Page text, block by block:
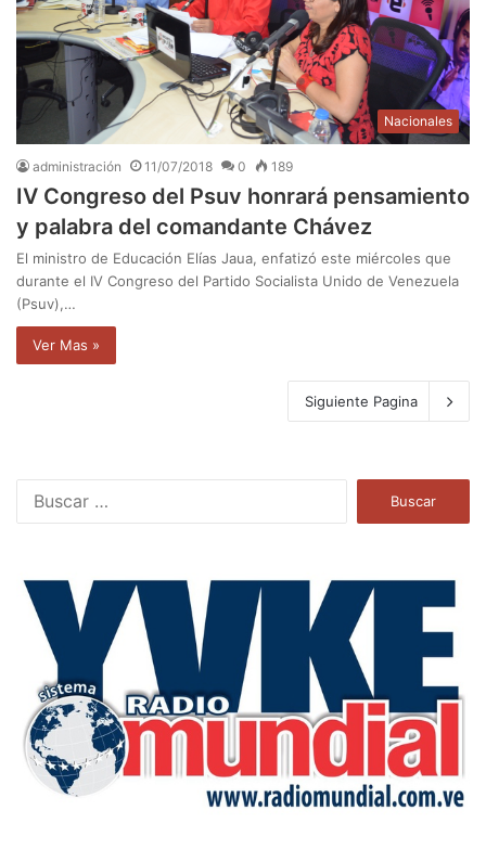
Nacionales
administración 11/07/2018 0 189
IV Congreso del Psuv honrará pensamiento
y palabra del comandante Chávez
El ministro de Educación Elías Jaua, enfatizó este miércoles que
durante el IV Congreso del Partido Socialista Unido de Venezuela
(Psuv),…
Ver Mas »
Siguiente Pagina
a